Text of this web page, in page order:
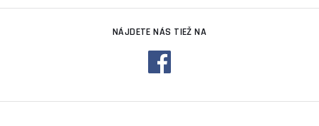
NÁJDETE NÁS TIEŽ NA